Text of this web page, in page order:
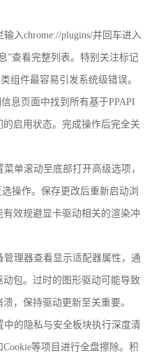
入chrome://plugins/并回车进入
”查看完整列表。特别关注标记
组件最容易引发系统级错误。
息页面中找到所有基于PPAPI
启用状态。完成操作后完全关
单滚动至底部打开高级选项，
选操作。保存更改后重新启动浏
效规避显卡驱动相关的渲染冲
理器查看显示适配器属性，通
包。过时的图形驱动可能导致
，保持驱动更新至关重要。
中的隐私与安全板块执行深度清
等项目进行全盘擦除。积